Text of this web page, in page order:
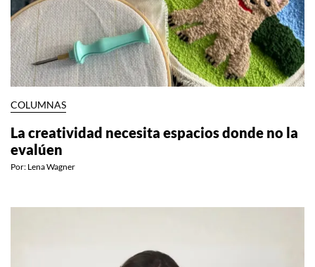
COLUMNAS
La creatividad necesita espacios donde no la
evalúen
Por: Lena Wagner